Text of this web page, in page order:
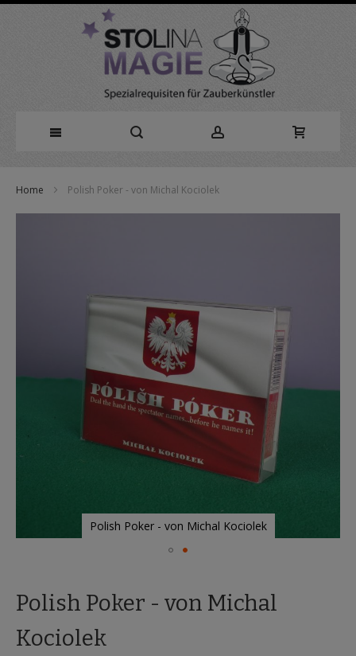
zumHome Polish Poker - von Michal Kociolek
Polish Poker - von Michal Kociolek
der
springen
Polish Poker - von Michal
Kociolek